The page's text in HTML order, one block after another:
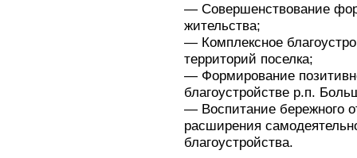
— Совершенствование
жительства;
— Комплексное
территорий поселка;
— Формирование
благоустройстве р.п.
— Воспитание бережного
расширения
благоустройства.